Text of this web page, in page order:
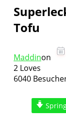
Tofu
Maddinon
2 Loves
6040